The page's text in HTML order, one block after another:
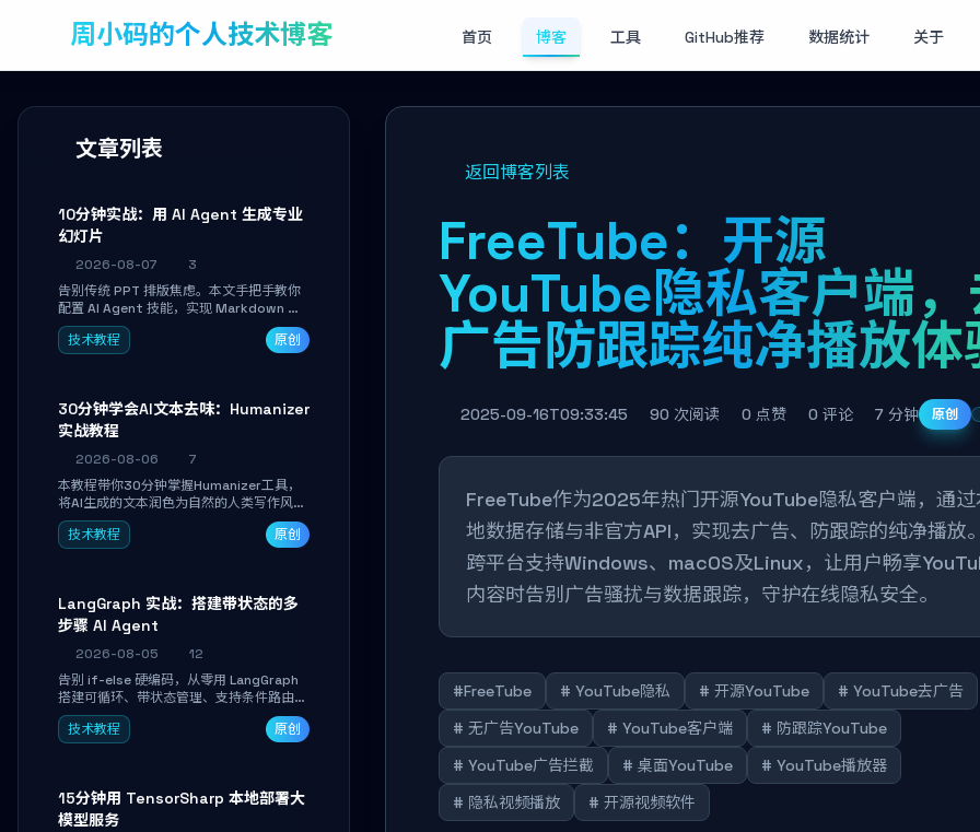
周小码的个人技术博客 首页 博客 工具 GitHub推荐 数据统计 关于
文章列表
10分钟实战：用 AI Agent 生成专业
幻灯片
2026-08-07
3
告别传统 PPT 排版焦虑。本文手把手教你
配置 AI Agent 技能，实现 Markdown 内
容自动转为带高级排版、AI 配图与 WebGL
运行时的 HTML 幻灯片。只需专注内容，
技术教程 原创
30分钟学会AI文本去味：Humanizer
实战教程
2026-08-06
7
本教程带你30分钟掌握Humanizer工具，
将AI生成的文本润色为自然的人类写作风
格。通过安装配置、实战示例和语音校准，
让你的内容告别AI痕迹，匹配个人写作习
技术教程 原创
LangGraph 实战：搭建带状态的多
步骤 AI Agent
2026-08-05
12
告别 if-else 硬编码，从零用 LangGraph
搭建可循环、带状态管理、支持条件路由的
多步骤 AI 代理。学完能独立编写包含自动
决策、工具调用和持久化状态的复杂工作
技术教程 原创
15分钟用 TensorSharp 本地部署大
模型服务
返回博客列表
FreeTube：开源
YouTube隐私客户端，
广告防跟踪纯净播放体
2025-09-16T09:33:45 90 次阅读 0 点赞 0 评论 7 分钟 原创
FreeTube作为2025年热门开源YouTube隐私客户端，通过
地数据存储与非官方API，实现去广告、防跟踪的纯净播放。
跨平台支持Windows、macOS及Linux，让用户畅享
内容时告别广告骚扰与数据跟踪，守护在线隐私安全。
#FreeTube # YouTube隐私 # 开源YouTube
# YouTube去广告
# 无广告YouTube
# YouTube客户端
# 防跟踪YouTube
# YouTube广告拦截
# 桌面YouTube
# YouTube播放器
# 隐私视频播放
# 开源视频软件